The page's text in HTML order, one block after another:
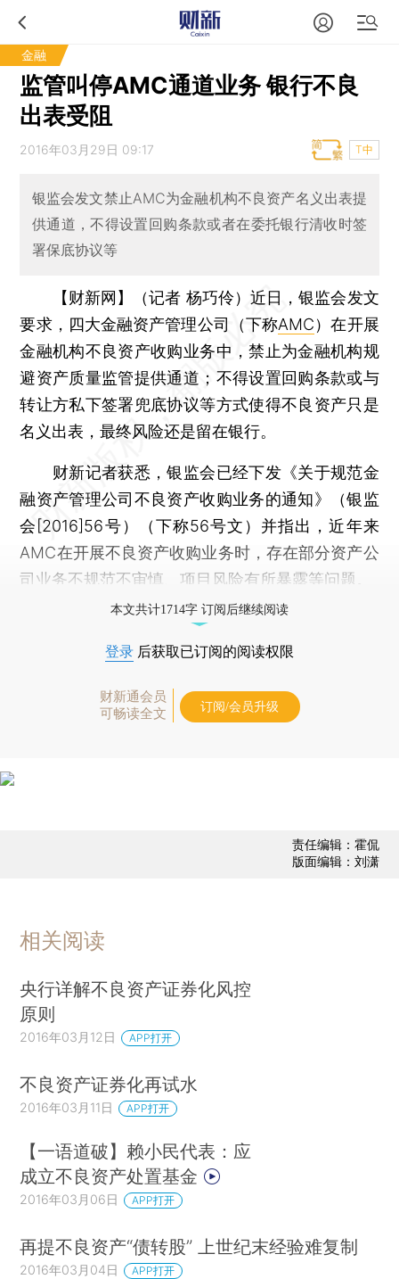
金融
监管叫停AMC通道业务 银行不良
出表受阻
2016年03月29日 09:17 T中
银监会发文禁止AMC为金融机构不良资产名义出表提
供通道，不得设置回购条款或者在委托银行清收时签
署保底协议等
【财新网】（记者 杨巧伶） 近日，银监会发文
要求，四大金融资产管理公司（下称AMC）在开展
金融机构不良资产收购业务中，禁止为金融机构规
避资产质量监管提供通道；不得设置回购条款或与
转让方私下签署兜底协议等方式使得不良资产只是
名义出表，最终风险还是留在银行。
财新记者获悉，银监会已经下发《关于规范金
融资产管理公司不良资产收购业务的通知》（银监
会[2016]56号）（下称56号文）并指出，近年来
AMC在开展不良资产收购业务时，存在部分资产公
司业务不规范不审慎、项目风险有所暴露等问题。
本文共计1714字 订阅后继续阅读
登录 后获取已订阅的阅读权限
财新通会员
可畅读全文
订阅/会员升级
责任编辑：霍侃
版面编辑：刘潇
相关阅读
央行详解不良资产证券化风控
原则
2016年03月12日 APP打开
不良资产证券化再试水
2016年03月11日 APP打开
【一语道破】赖小民代表：应
成立不良资产处置基金
2016年03月06日 APP打开
再提不良资产“债转股” 上世纪末经验难复制
2016年03月04日 APP打开